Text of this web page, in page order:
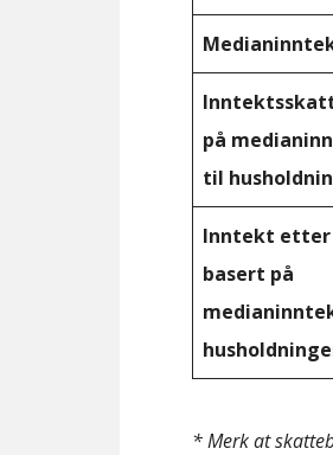
på
til
Inntekt
basert på
* Merk at